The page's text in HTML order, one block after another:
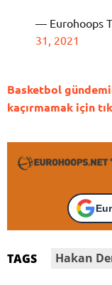
— Eurohoops
31, 2021
Basketbol
kaçırmamak için
TAGS Hakan